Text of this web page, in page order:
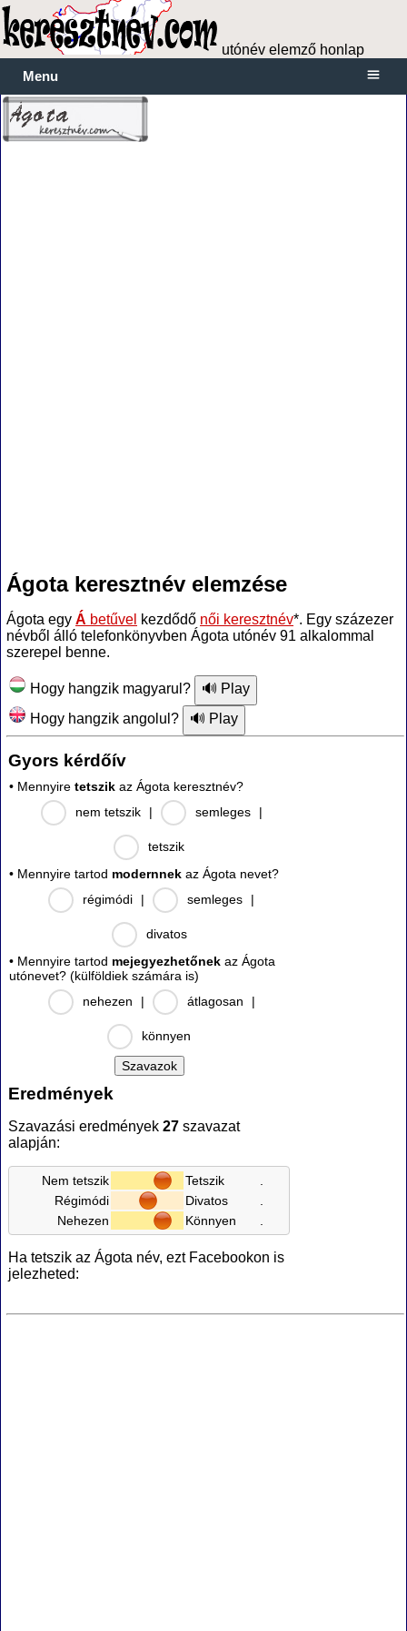
utónév elemző honlap
Menu
Ágota keresztnév elemzése
Ágota egy Á betűvel kezdődő női keresztnév*. Egy százezer
névből álló telefonkönyvben Ágota utónév 91 alkalommal
szerepel benne.
Hogy hangzik magyarul?
Hogy hangzik angolul?
Gyors kérdőív
• Mennyire tetszik az Ágota keresztnév?
nem tetszik
| semleges |
tetszik
• Mennyire tartod modernnek az Ágota nevet?
régimódi
| semleges |
divatos
• Mennyire tartod mejegyezhetőnek az Ágota
utónevet? (külföldiek számára is)
nehezen
| átlagosan |
könnyen
Eredmények
Szavazási eredmények 27 szavazat
alapján:
Nem tetszik Tetszik
Régimódi
Divatos
Nehezen
Könnyen
Ha tetszik az Ágota név, ezt Facebookon is
jelezheted: